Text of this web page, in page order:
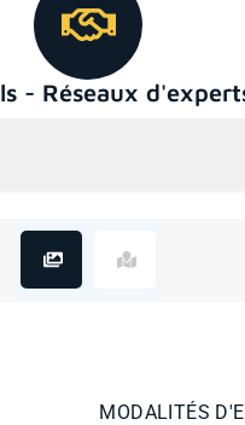
- Réseaux
MODALITÉS